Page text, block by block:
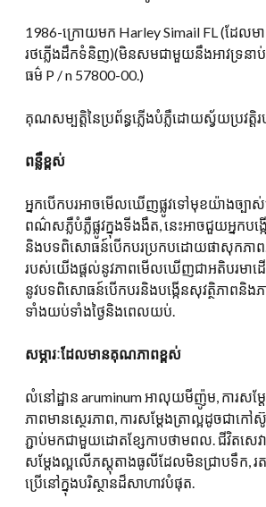
1986-ក្រោយមក Harley Simail FL (ដែលម
រថភ្លើងដឹកទំនិញ)(មិនសមជាមួយនឹងអាវទ្រនា
ធម៌ P / n 57800-00.)
គុណសម្បត្តិនៃប្រព័ន្ធភ្លើងបំភ្លឺដោយស្វ័យប្រវត្
ពន្លឺខ្ពស់
អ្នកបើកបរអាចមើលឃើញផ្លូវទៅមុខយ៉ាងច្បា
ពណ៌សភ្លឺបំភ្លឺផ្លូវក្នុងទីងងឹត, នេះអាចជួយអ្នកបង្ក
និងបទពិសោធន៍បើកបរប្រកបដោយផាសុកភាព.
របស់យើងផ្តល់នូវភាពមើលឃើញជាអតិបរមាដើម្
នូវបទពិសោធន៍បើកបរនិងបង្កើនសុវត្ថិភាពនិ
ទាំងយប់ទាំងថ្ងៃនិងពេលយប់.
សម្ភារៈដែលមានគុណភាពខ្ពស់
លំនៅដ្ឋាន aruminum អាលុយមីញ៉ូម, ការស
ភាពមានស្ថេរភាព, ការសម្តែងត្រាល្អដូចជាកៅ
ភ្ជាប់មកជាមួយដោតខ្សែកាបថាមពល. ជីវិតសេវា
សម្តែងល្អលើភស្តុតាងធូលីដែលមិនជ្រាបទឹក, រត
ប្រើនៅក្នុងបរិស្ថានដ៏សាហាវបំផុត.